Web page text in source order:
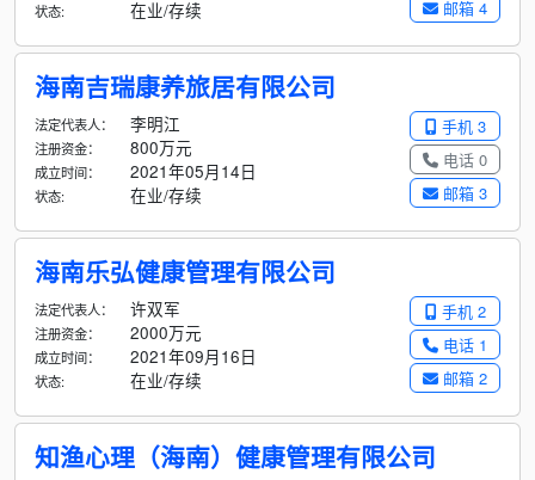
邮箱 4
状态: 在业/存续
海南吉瑞康养旅居有限公司
手机 3
电话 0
邮箱 3
法定代表人： 李明江
注册资金： 800万元
成立时间： 2021年05月14日
状态: 在业/存续
海南乐弘健康管理有限公司
手机 2
电话 1
邮箱 2
法定代表人： 许双军
注册资金： 2000万元
成立时间： 2021年09月16日
状态: 在业/存续
知渔心理（海南）健康管理有限公司